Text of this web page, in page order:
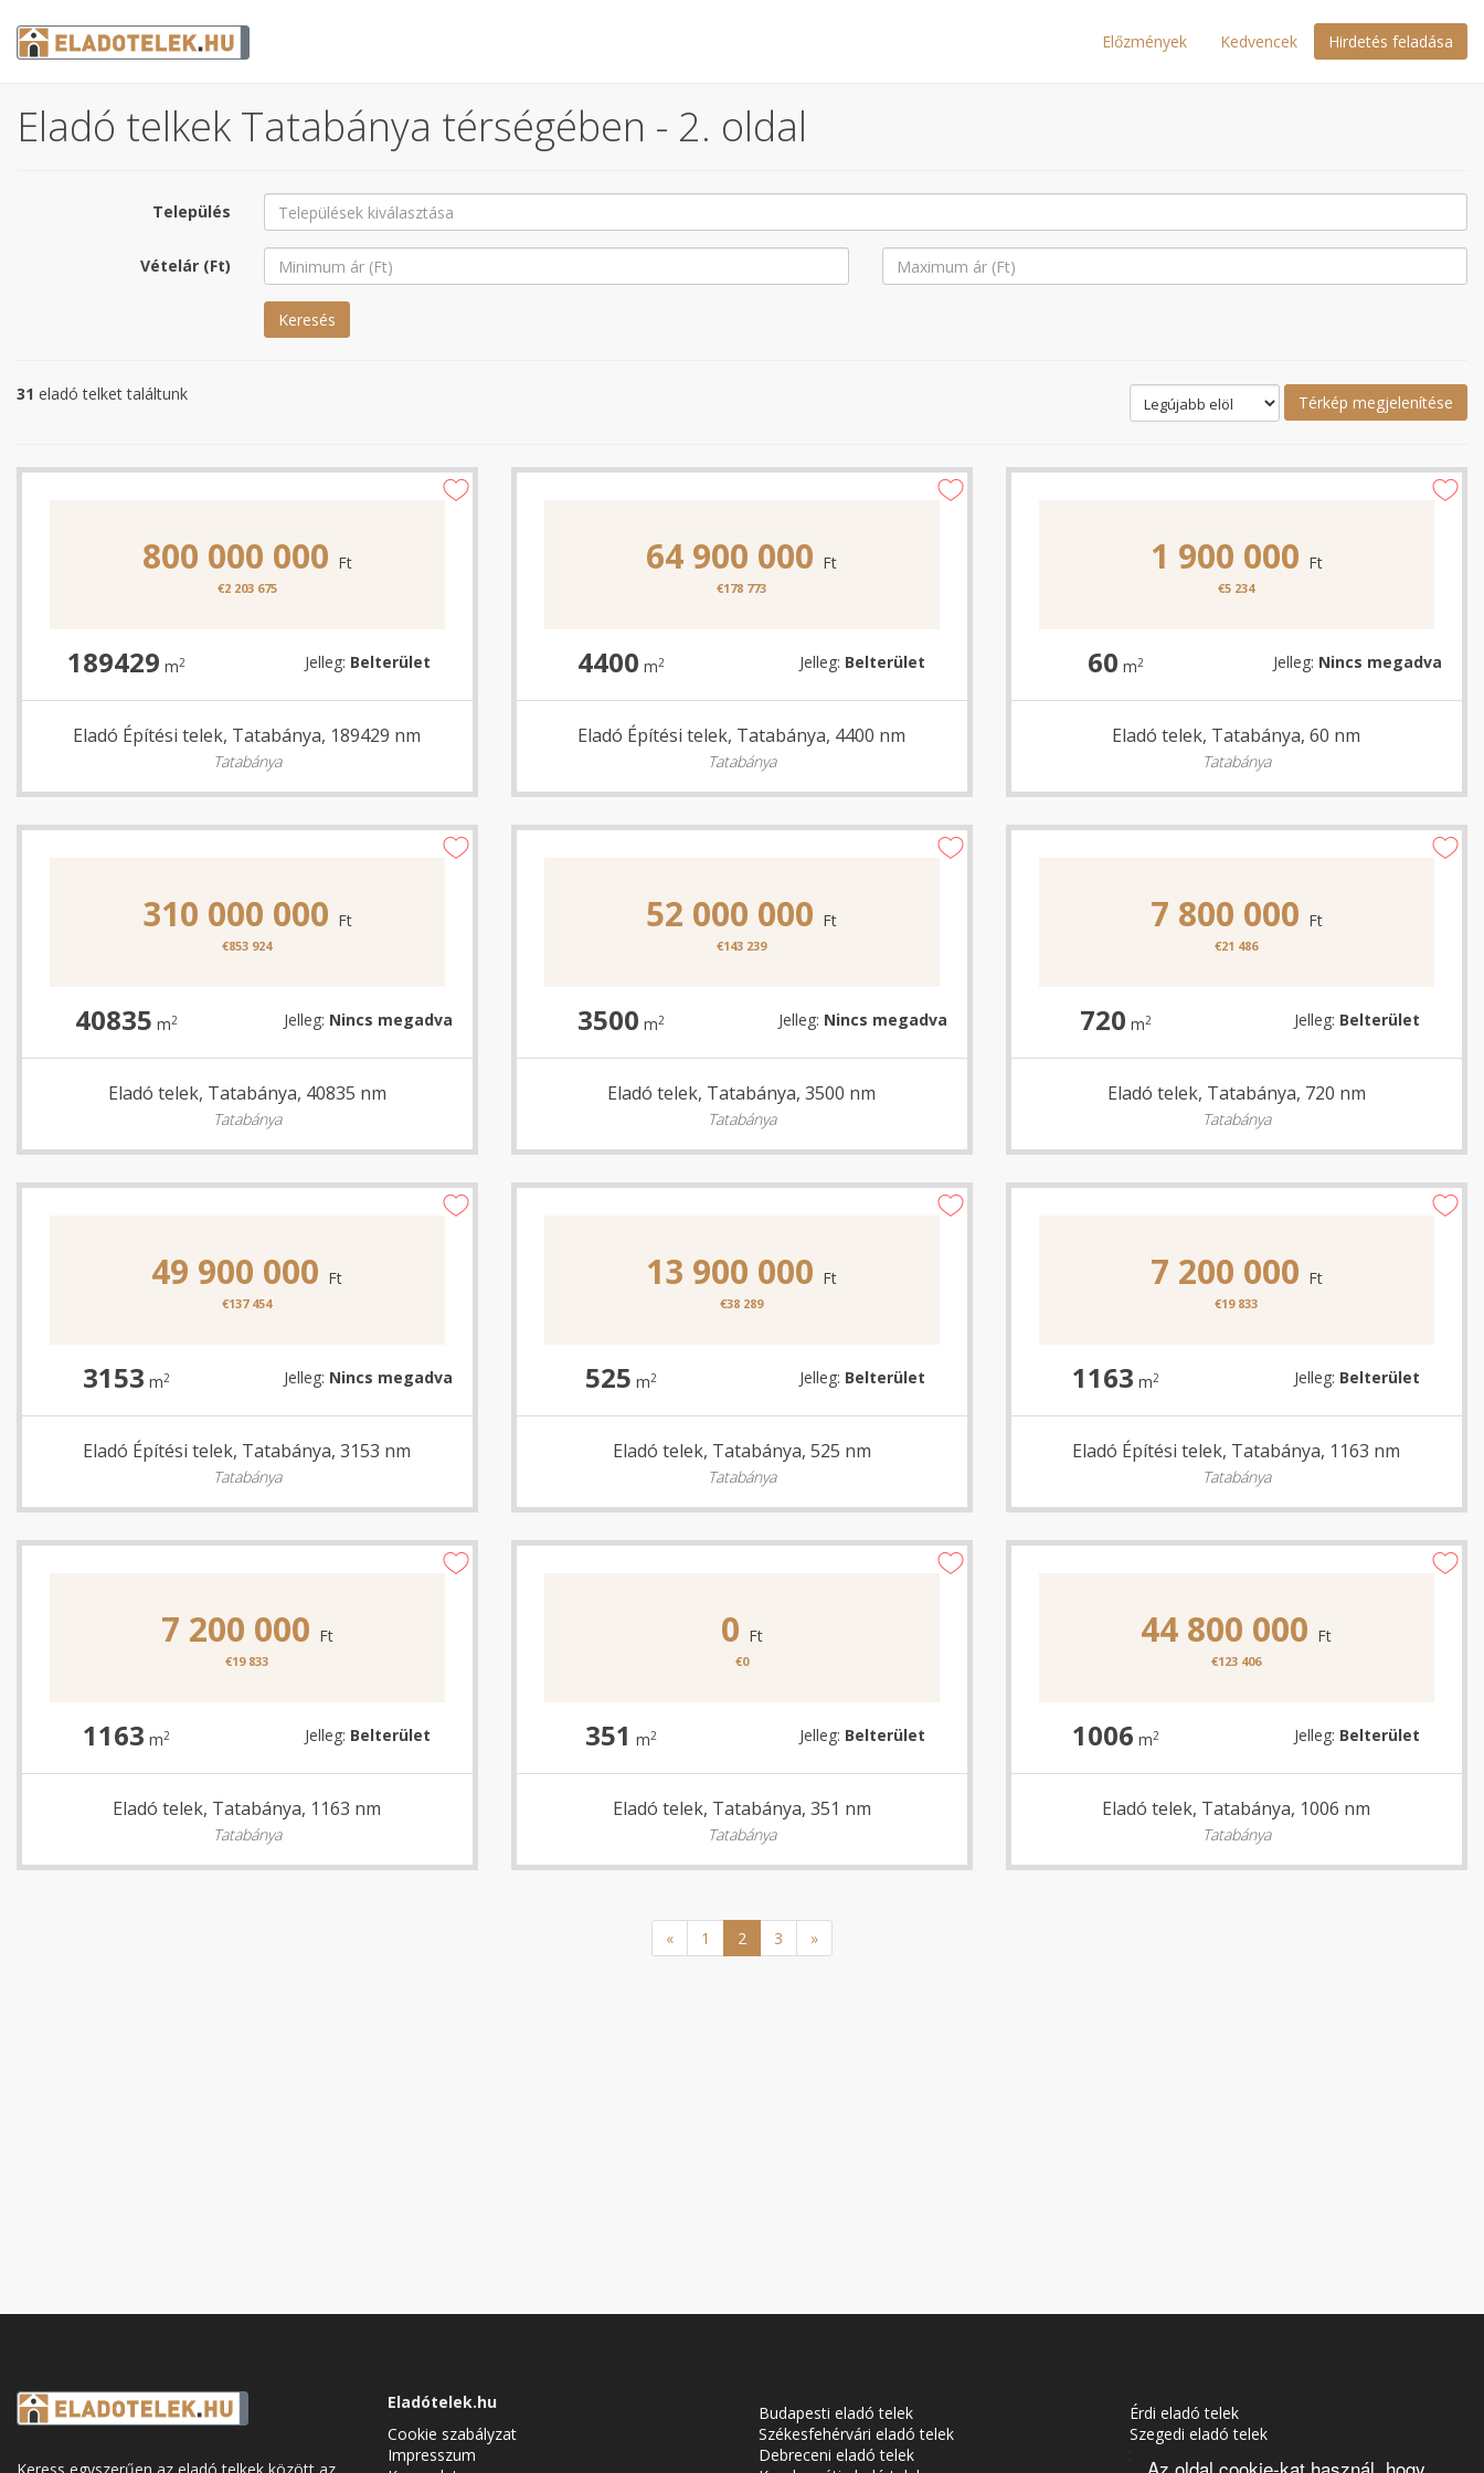
Előzmények Kedvencek Hirdetés feladása
Eladó telkek Tatabánya térségében - 2. oldal
Település
Vételár (Ft)
Keresés
31 eladó telket találtunk Térkép megjelenítése
800 000 000 Ft
€2 203 675
189429 m2 Jelleg: Belterület
Eladó Építési telek, Tatabánya, 189429 nm
Tatabánya
64 900 000 Ft
€178 773
4400 m2 Jelleg: Belterület
Eladó Építési telek, Tatabánya, 4400 nm
Tatabánya
1 900 000 Ft
€5 234
60 m2 Jelleg: Nincs megadva
Eladó telek, Tatabánya, 60 nm
Tatabánya
310 000 000 Ft
€853 924
40835 m2 Jelleg: Nincs megadva
Eladó telek, Tatabánya, 40835 nm
Tatabánya
52 000 000 Ft
€143 239
3500 m2 Jelleg: Nincs megadva
Eladó telek, Tatabánya, 3500 nm
Tatabánya
7 800 000 Ft
€21 486
720 m2 Jelleg: Belterület
Eladó telek, Tatabánya, 720 nm
Tatabánya
49 900 000 Ft
€137 454
3153 m2 Jelleg: Nincs megadva
Eladó Építési telek, Tatabánya, 3153 nm
Tatabánya
13 900 000 Ft
€38 289
525 m2 Jelleg: Belterület
Eladó telek, Tatabánya, 525 nm
Tatabánya
7 200 000 Ft
€19 833
1163 m2 Jelleg: Belterület
Eladó Építési telek, Tatabánya, 1163 nm
Tatabánya
7 200 000 Ft
€19 833
1163 m2 Jelleg: Belterület
Eladó telek, Tatabánya, 1163 nm
Tatabánya
0 Ft
€0
351 m2 Jelleg: Belterület
Eladó telek, Tatabánya, 351 nm
Tatabánya
44 800 000 Ft
€123 406
1006 m2 Jelleg: Belterület
Eladó telek, Tatabánya, 1006 nm
Tatabánya
« 1 2 3 »
Eladótelek.hu
Cookie szabályzat
Impresszum
Budapesti eladó telek
Székesfehérvári eladó telek
Debreceni eladó telek
Érdi eladó telek
Szegedi eladó telek
Soproni eladó telek